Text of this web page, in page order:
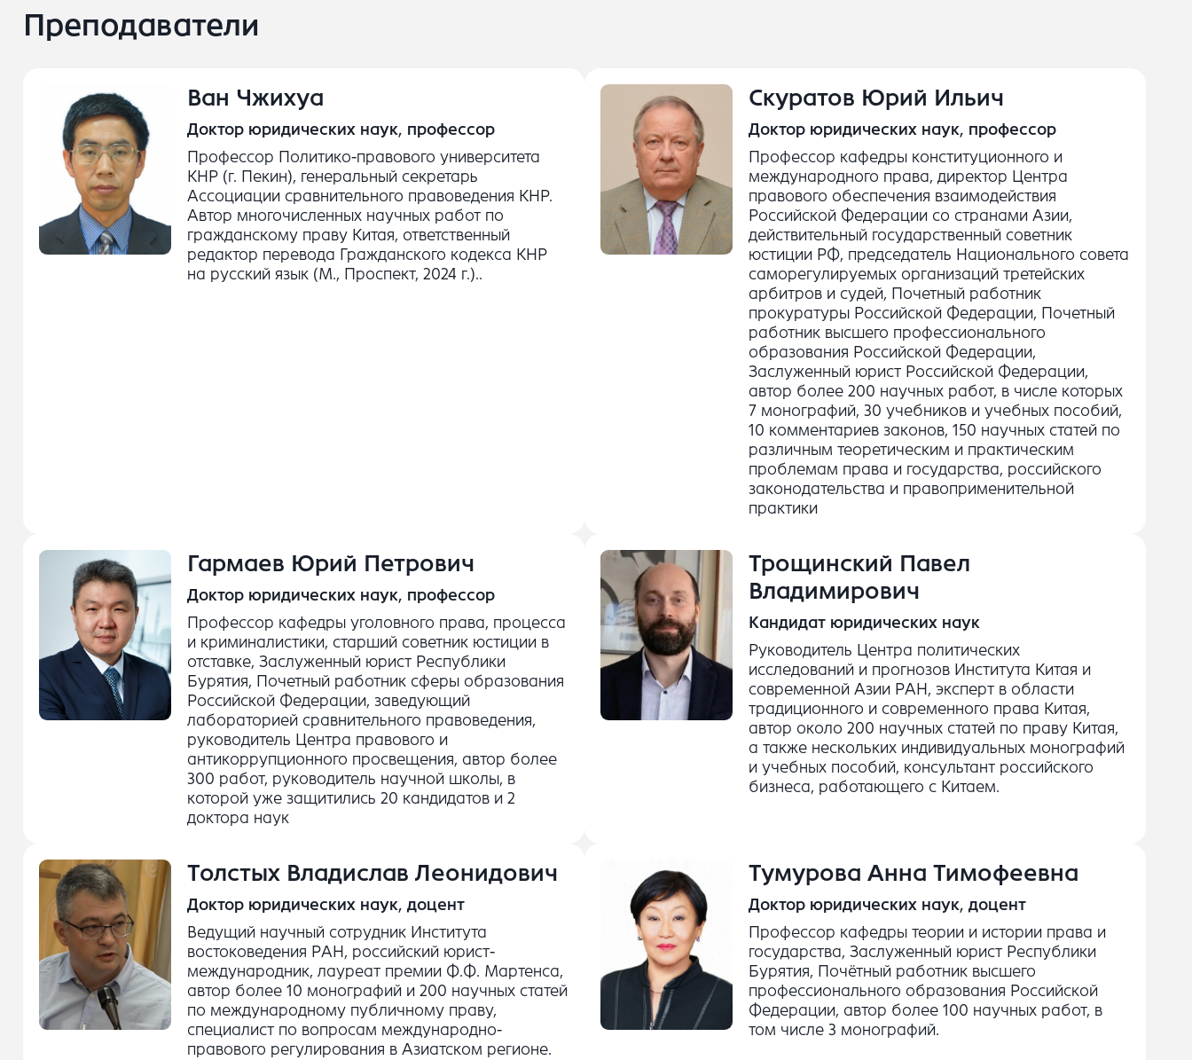
Преподаватели
Ван Чжихуа
Доктор юридических наук, профессор
Профессор Политико-правового университета
КНР (г. Пекин), генеральный секретарь
Ассоциации сравнительного правоведения КНР.
Автор многочисленных научных работ по
гражданскому праву Китая, ответственный
редактор перевода Гражданского кодекса КНР
на русский язык (М., Проспект, 2024 г.)..
Скуратов Юрий Ильич
Доктор юридических наук, профессор
Профессор кафедры конституционного и
международного права, директор Центра
правового обеспечения взаимодействия
Российской Федерации со странами Азии,
действительный государственный советник
юстиции РФ, председатель Национального совета
саморегулируемых организаций третейских
арбитров и судей, Почетный работник
прокуратуры Российской Федерации, Почетный
работник высшего профессионального
образования Российской Федерации,
Заслуженный юрист Российской Федерации,
автор более 200 научных работ, в числе которых
7 монографий, 30 учебников и учебных пособий,
10 комментариев законов, 150 научных статей по
различным теоретическим и практическим
проблемам права и государства, российского
законодательства и правоприменительной
практики
Гармаев Юрий Петрович
Доктор юридических наук, профессор
Профессор кафедры уголовного права, процесса
и криминалистики, старший советник юстиции в
отставке, Заслуженный юрист Республики
Бурятия, Почетный работник сферы образования
Российской Федерации, заведующий
лабораторией сравнительного правоведения,
руководитель Центра правового и
антикоррупционного просвещения, автор более
300 работ, руководитель научной школы, в
которой уже защитились 20 кандидатов и 2
доктора наук
Трощинский Павел
Владимирович
Кандидат юридических наук
Руководитель Центра политических
исследований и прогнозов Института Китая и
современной Азии РАН, эксперт в области
традиционного и современного права Китая,
автор около 200 научных статей по праву Китая,
а также нескольких индивидуальных монографий
и учебных пособий, консультант российского
бизнеса, работающего с Китаем.
Толстых Владислав Леонидович
Доктор юридических наук, доцент
Ведущий научный сотрудник Института
востоковедения РАН, российский юрист-
международник, лауреат премии Ф.Ф. Мартенса,
автор более 10 монографий и 200 научных статей
по международному публичному праву,
специалист по вопросам международно-
правового регулирования в Азиатском регионе.
Тумурова Анна Тимофеевна
Доктор юридических наук, доцент
Профессор кафедры теории и истории права и
государства, Заслуженный юрист Республики
Бурятия, Почётный работник высшего
профессионального образования Российской
Федерации, автор более 100 научных работ, в
том числе 3 монографий.